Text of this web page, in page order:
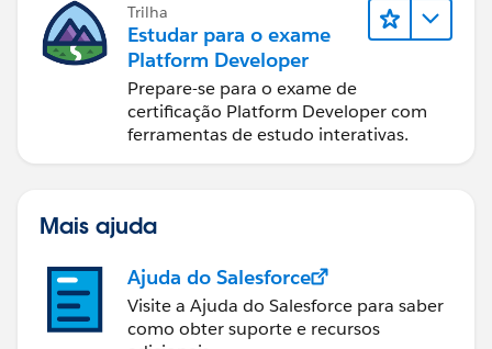
Trilha
Estudar para o exame
Platform Developer
Prepare-se para o exame de
certificação Platform Developer com
ferramentas de estudo interativas.
Mais ajuda
Ajuda do Salesforce
Visite a Ajuda do Salesforce para saber
como obter suporte e recursos